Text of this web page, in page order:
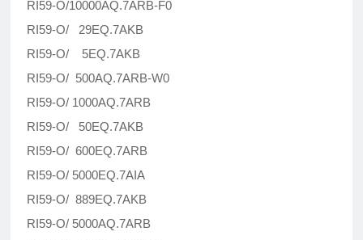
RI59-O/10000AQ.7ARB-F0
RI59-O/ 29EQ.7AKB
RI59-O/ 5EQ.7AKB
RI59-O/ 500AQ.7ARB-W0
RI59-O/ 1000AQ.7ARB
RI59-O/ 50EQ.7AKB
RI59-O/ 600EQ.7ARB
RI59-O/ 5000EQ.7AIA
RI59-O/ 889EQ.7AKB
RI59-O/ 5000AQ.7ARB